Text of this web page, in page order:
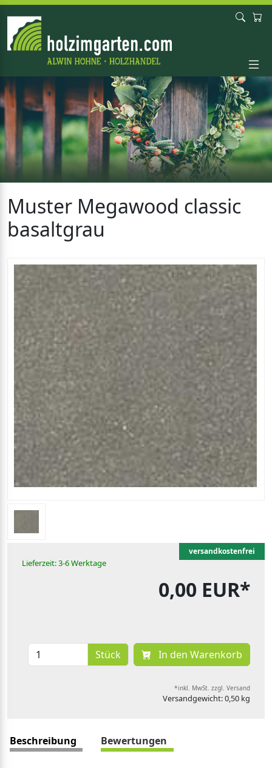
Muster Megawood classic
basaltgrau
versandkostenfrei
Lieferzeit: 3-6 Werktage
0,00 EUR*
Stück In den Warenkorb
*inkl. MwSt. zzgl. Versand
Versandgewicht: 0,50 kg
Beschreibung Bewertungen